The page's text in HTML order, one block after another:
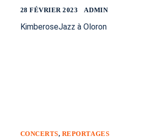
28 FÉVRIER 2023 ADMIN
KimberoseJazz à Oloron
CONCERTS, REPORTAGES